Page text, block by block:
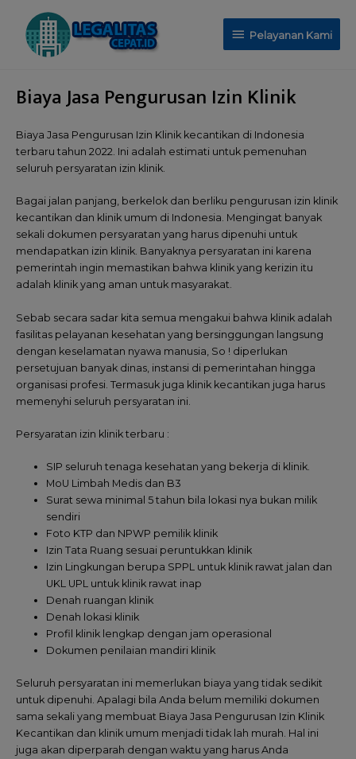
Pelayanan Kami
Biaya Jasa Pengurusan Izin Klinik
Biaya Jasa Pengurusan Izin Klinik kecantikan di Indonesia
terbaru tahun 2022. Ini adalah estimati untuk pemenuhan
seluruh persyaratan izin klinik.
Bagai jalan panjang, berkelok dan berliku pengurusan izin klinik
kecantikan dan klinik umum di Indonesia. Mengingat banyak
sekali dokumen persyaratan yang harus dipenuhi untuk
mendapatkan izin klinik. Banyaknya persyaratan ini karena
pemerintah ingin memastikan bahwa klinik yang kerizin itu
adalah klinik yang aman untuk masyarakat.
Sebab secara sadar kita semua mengakui bahwa klinik adalah
fasilitas pelayanan kesehatan yang bersinggungan langsung
dengan keselamatan nyawa manusia, So ! diperlukan
persetujuan banyak dinas, instansi di pemerintahan hingga
organisasi profesi. Termasuk juga klinik kecantikan juga harus
memenyhi seluruh persyaratan ini.
Persyaratan izin klinik terbaru :
SIP seluruh tenaga kesehatan yang bekerja di klinik.
MoU Limbah Medis dan B3
Surat sewa minimal 5 tahun bila lokasi nya bukan milik
sendiri
Foto KTP dan NPWP pemilik klinik
Izin Tata Ruang sesuai peruntukkan klinik
Izin Lingkungan berupa SPPL untuk klinik rawat jalan dan
UKL UPL untuk klinik rawat inap
Denah ruangan klinik
Denah lokasi klinik
Profil klinik lengkap dengan jam operasional
Dokumen penilaian mandiri klinik
Seluruh persyaratan ini memerlukan biaya yang tidak sedikit
untuk dipenuhi. Apalagi bila Anda belum memiliki dokumen
sama sekali yang membuat Biaya Jasa Pengurusan Izin Klinik
Kecantikan dan klinik umum menjadi tidak lah murah. Hal ini
juga akan diperparah dengan waktu yang harus Anda